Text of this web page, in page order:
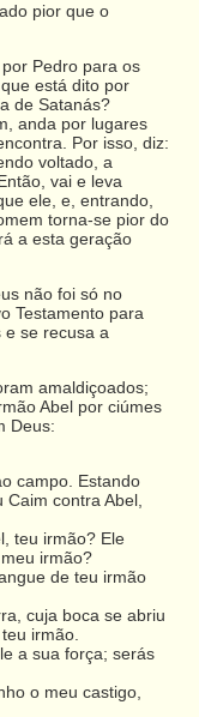
pior que o
Pedro para os
está dito por
de Satanás?
anda por lugares
Por isso, diz:
voltado, a
vai e leva
ele, e, entrando,
torna-se pior do
a esta geração
não foi só no
Testamento para
se recusa a
amaldiçoados;
Abel por ciúmes
Deus:
campo. Estando
contra Abel,
teu irmão? Ele
irmão?
de teu irmão
cuja boca se abriu
irmão.
a sua força; serás
o meu castigo,